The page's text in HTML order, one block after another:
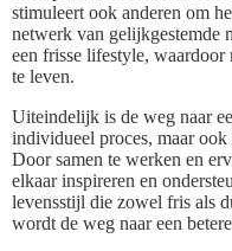
stimuleert ook anderen om
netwerk van gelijkgestemde
een frisse lifestyle,
te leven.
Uiteindelijk is de weg naar
individueel proces, maar
Door samen te werken en
elkaar inspireren en
levensstijl die zowel fris als
wordt de weg naar een